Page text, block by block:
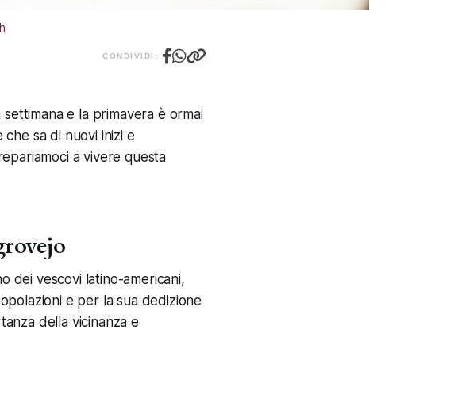
CONDIVIDI:
e la primavera è ormai
sa di nuovi inizi e
a vivere questa
dei vescovi latino-americani,
e per la sua dedizione
della vicinanza e